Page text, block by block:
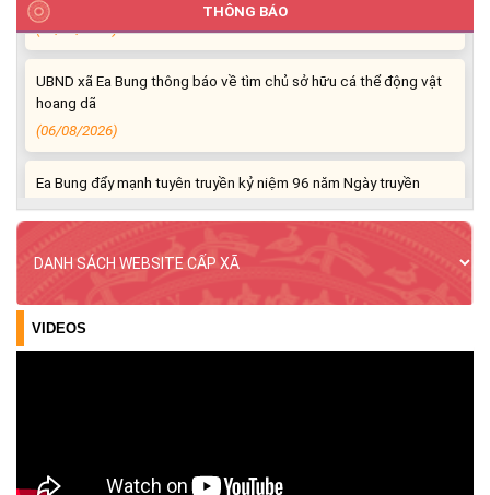
THÔNG BÁO
(06/08/2026)
hoang dã
thống ngành Tuyên giáo của Đảng (01/8/1930 – 01/8/2026)
(04/08/2026)
Ea Bung tăng cường tuyên truyền chủ động ứng phó với mưa
lớn, lốc, sét và các loại hình thiên tai
(04/08/2026)
Hưởng ứng Lễ hội Sầu riêng Đắk Lắk năm 2026
VIDEOS